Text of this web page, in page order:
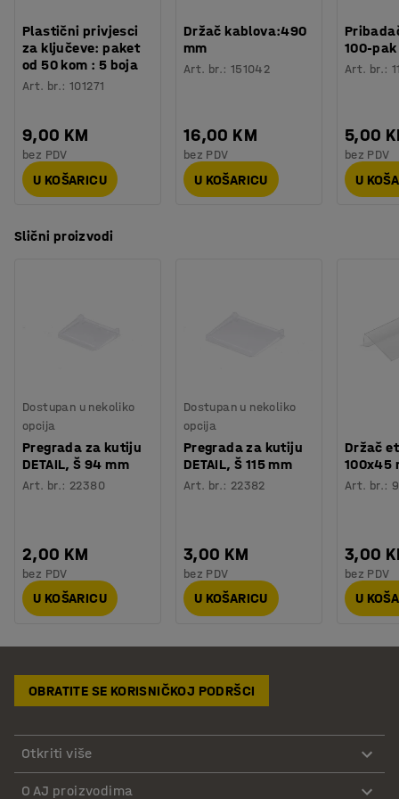
Plastični privjesci
za ključeve: paket
od 50 kom : 5 boja
Art. br.:101271
9,00 KM
bez PDV
U KOŠARICU
Držač kablova:490
mm
Art. br.: 151042
16,00 KM
bez PDV
U KOŠARICU
100-pak
Art. br.:
5,00
bez PDV
U
Slični proizvodi
Dostupan u nekoliko
opcija
Pregrada za kutiju
DETAIL, Š 94 mm
Art. br.: 22380
2,00 KM
bez PDV
U KOŠARICU
Dostupan u nekoliko
opcija
Pregrada za kutiju
DETAIL, Š 115 mm
Art. br.: 22382
3,00 KM
bez PDV
U KOŠARICU
Držač
100x45
Art. br.:
3,00
bez PDV
U
OBRATITE SE KORISNIČKOJ PODRŠCI
Otkriti više
O AJ proizvodima